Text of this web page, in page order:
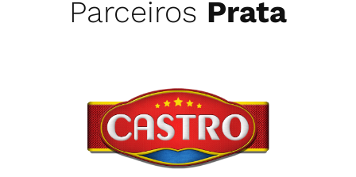
Parceiros Prata